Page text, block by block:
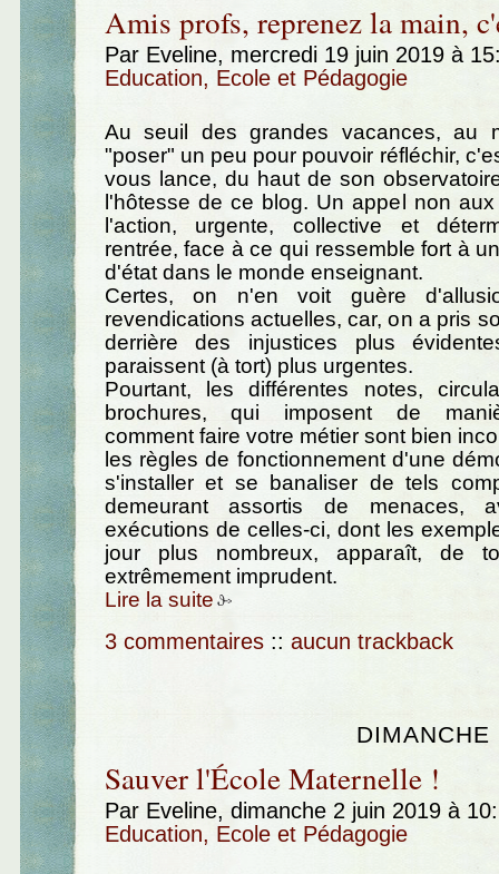
Amis profs, reprenez la main,
Par Eveline, mercredi 19 juin 2019 à
Education, Ecole et Pédagogie
Au seuil des grandes vacances, au
"poser" un peu pour pouvoir réfléchir,
vous lance, du haut de son
l'hôtesse de ce blog. Un appel non
l'action, urgente, collective et
rentrée, face à ce qui ressemble fort à
d'état dans le monde enseignant.
Certes, on n'en voit guère
revendications actuelles, car, on a pris
derrière des injustices plus
paraissent (à tort) plus urgentes.
Pourtant, les différentes notes,
brochures, qui imposent de
comment faire votre métier sont bien
les règles de fonctionnement d'une
s'installer et se banaliser de tels
demeurant assortis de menaces,
exécutions de celles-ci, dont les
jour plus nombreux, apparaît, de
extrêmement imprudent.
Lire la suite
3 commentaires :: aucun trackback
Sauver l'École Maternelle !
Par Eveline, dimanche 2 juin 2019 à
Education, Ecole et Pédagogie